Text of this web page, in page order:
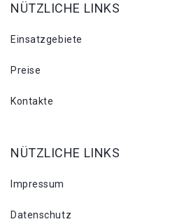
NÜTZLICHE LINKS
Einsatzgebiete
Preise
Kontakte
NÜTZLICHE LINKS
Impressum
Datenschutz